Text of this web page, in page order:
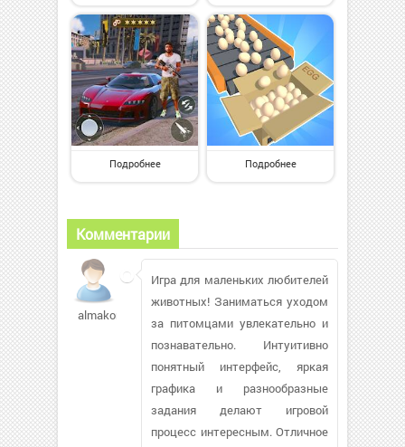
Подробнее Подробнее
Комментарии
almakon89
Игра для маленьких любителей
животных! Заниматься уходом
за питомцами увлекательно и
познавательно. Интуитивно
понятный интерфейс, яркая
графика и разнообразные
задания делают игровой
процесс интересным. Отличное